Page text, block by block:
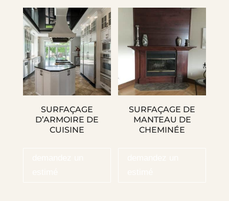
SURFAÇAGE
D’ARMOIRE DE
CUISINE
SURFAÇAGE DE
MANTEAU DE
CHEMINÉE